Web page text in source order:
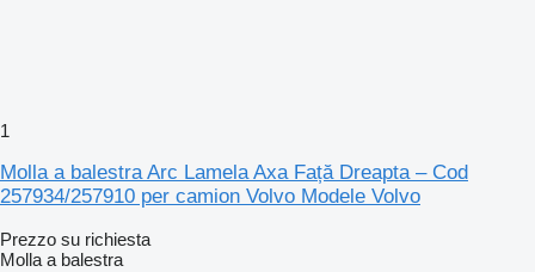
1
Molla a balestra Arc Lamela Axa Față Dreapta – Cod
257934/257910 per camion Volvo Modele Volvo
Prezzo su richiesta
Molla a balestra